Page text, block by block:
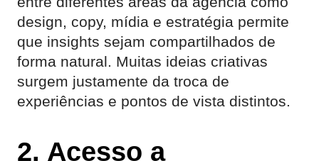
design, copy, mídia e estratégia permite
que insights sejam compartilhados de
forma natural. Muitas ideias criativas
surgem justamente da troca de
experiências e pontos de vista distintos.
2. Acesso a